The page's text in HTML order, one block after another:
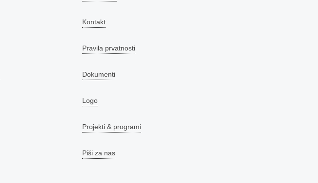
Kontakt
Pravila prvatnosti
Dokumenti
Logo
Projekti & programi
Piši za nas